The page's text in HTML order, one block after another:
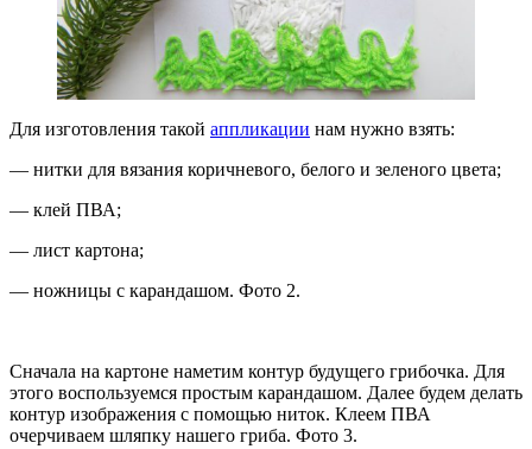
Для изготовления такой аппликации нам нужно взять:
— нитки для вязания коричневого, белого и зеленого цвета;
— клей ПВА;
— лист картона;
— ножницы с карандашом. Фото 2.
Сначала на картоне наметим контур будущего грибочка. Для
этого воспользуемся простым карандашом. Далее будем делать
контур изображения с помощью ниток. Клеем ПВА
очерчиваем шляпку нашего гриба. Фото 3.